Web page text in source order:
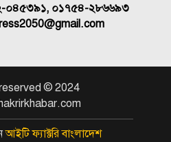
চা বোর্ডে বড় নিয়োগ
সংসদে
ওয়ার্ড বিএনপির উদ্যোগে
০৪৫৩৯১, ০১৭৫৪-২৮৬৬৯৩
© 2024
আইটি ফ্যাক্টরি বাংলাদেশ